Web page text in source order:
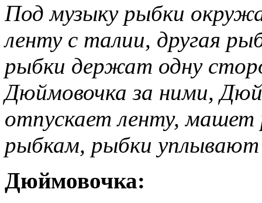
Под музыку рыбки
ленту с талии, другая
рыбки держат одну
Дюймовочка за ними,
отпускает ленту, машет
рыбкам, рыбки уплывают
Дюймовочка: